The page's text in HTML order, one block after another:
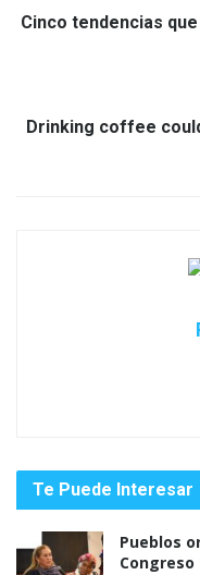
Cinco tendencias
Drinking coffee
Te Puede Interesar
Pueblos
Congreso